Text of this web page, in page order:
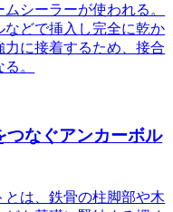
シーラーが使われる。
などで挿入し完全に乾か
力に接着するため、接合
。
つなぐアンカーボル
とは、鉄骨の柱脚部や木